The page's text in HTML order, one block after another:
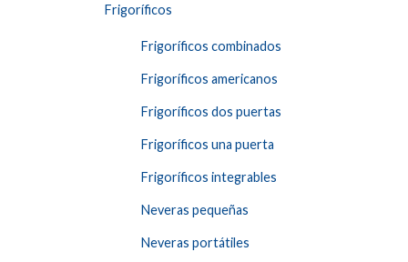
Frigoríficos
Frigoríficos combinados
Frigoríficos americanos
Frigoríficos dos puertas
Frigoríficos una puerta
Frigoríficos integrables
Neveras pequeñas
Neveras portátiles